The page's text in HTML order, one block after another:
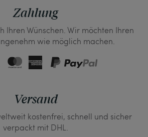
Zahlung
Ihren Wünschen. Wir möchten Ihren
wie möglich machen.
Versand
kostenfrei, schnell und sicher
verpackt mit DHL.